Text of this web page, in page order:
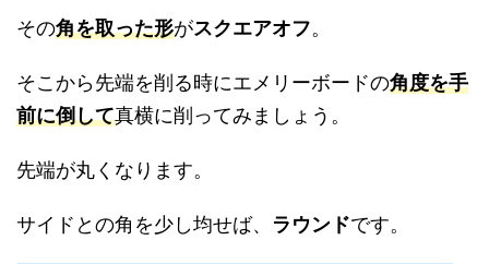
その角を取った形がスクエアオフ。
そこから先端を削る時にエメリーボードの角度を手
前に倒して真横に削ってみましょう。
先端が丸くなります。
サイドとの角を少し均せば、 ラウンドです。